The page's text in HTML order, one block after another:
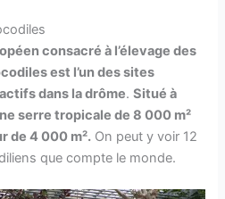
consacré à l’élevage des
est l’un des sites
dans la drôme.Situé à
serre tropicale de 8 000 m²
de 4 000 m². On peut y voir 12
que compte le monde.